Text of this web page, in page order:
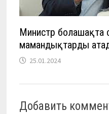
Министр болашақта
мамандықтарды
25.01.2024
Добавить